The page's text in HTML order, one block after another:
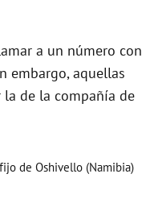
a un número con
embargo, aquellas
de la compañía de
de Oshivello (Namibia)